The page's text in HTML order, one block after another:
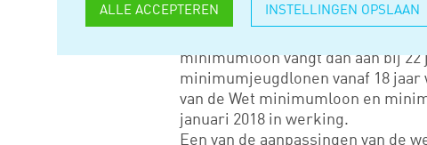
ALLE ACCEPTEREN INSTELLINGEN OPSLAAN
Per 1 juli 2017 wordt het
minimumloon vangt dan aan bij
minimumjeugdlonen vanaf 18
van de Wet minimumloon en
januari 2018 in werking.
Een van de aanpassingen van de